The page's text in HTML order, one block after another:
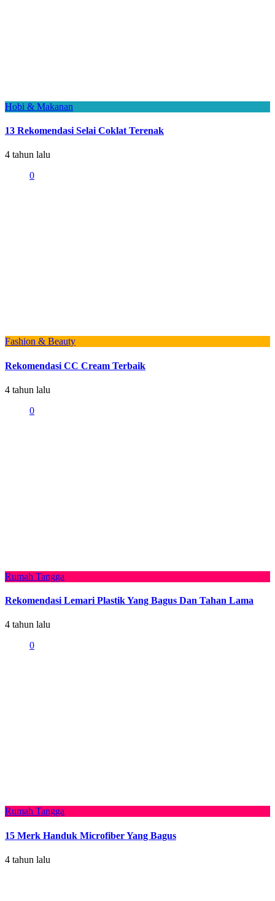
Hobi & Makanan
13 Rekomendasi Selai Coklat Terenak
4 tahun lalu
0
Fashion & Beauty
Rekomendasi CC Cream Terbaik
4 tahun lalu
0
Rumah Tangga
Rekomendasi Lemari Plastik Yang Bagus Dan Tahan Lama
4 tahun lalu
0
Rumah Tangga
15 Merk Handuk Microfiber Yang Bagus
4 tahun lalu